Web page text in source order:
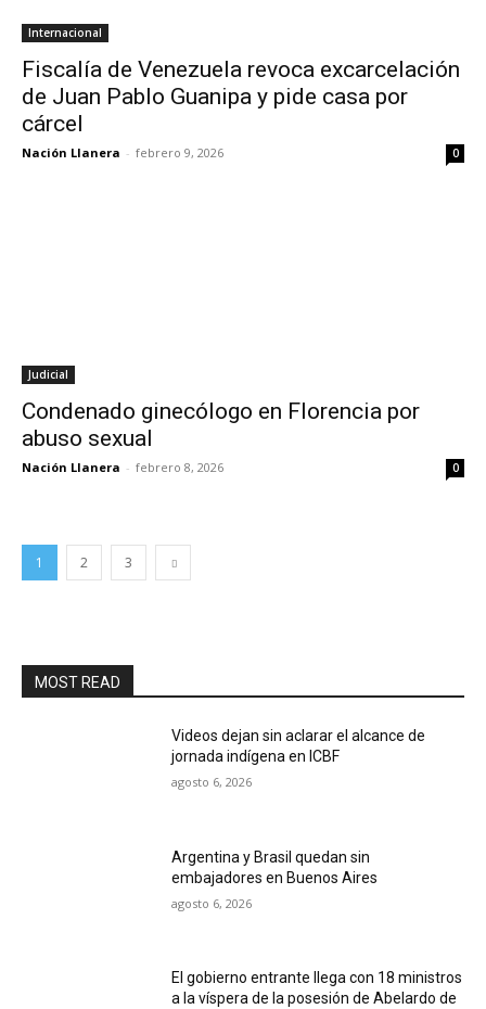
Internacional
Fiscalía de Venezuela revoca excarcelación
de Juan Pablo Guanipa y pide casa por
cárcel
Nación Llanera - febrero 9, 2026 0
Judicial
Condenado ginecólogo en Florencia por
abuso sexual
Nación Llanera - febrero 8, 2026 0
1 2 3
MOST READ
Videos dejan sin aclarar el alcance de
jornada indígena en ICBF
agosto 6, 2026
Argentina y Brasil quedan sin
embajadores en Buenos Aires
agosto 6, 2026
El gobierno entrante llega con 18 ministros
a la víspera de la posesión de Abelardo de